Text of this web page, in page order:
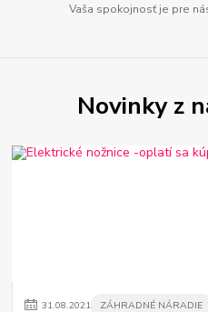
Vaša spokojnosť je pre
Novinky z
31.08.2021 ZÁHRADNÉ NÁRADIE